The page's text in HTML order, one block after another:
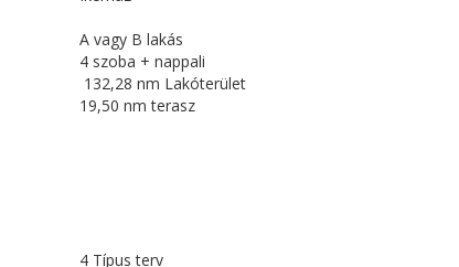
A vagy B lakás
4 szoba + nappali
132,28 nm Lakóterület
19,50 nm terasz
4 Típus terv